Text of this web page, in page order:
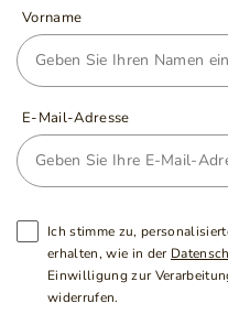
Vorname
E-Mail-Adresse
Ich stimme zu,
erhalten, wie in der
Einwilligung zur
widerrufen.